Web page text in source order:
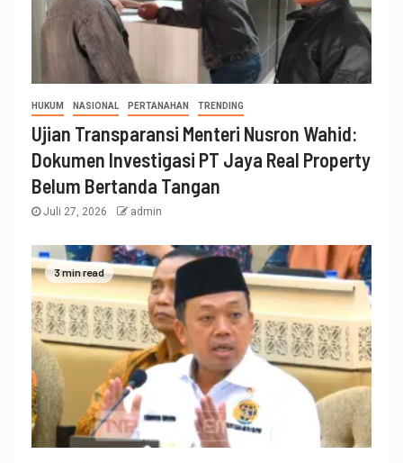
HUKUM NASIONAL PERTANAHAN TRENDING
Ujian Transparansi Menteri Nusron Wahid:
Dokumen Investigasi PT Jaya Real Property
Belum Bertanda Tangan
Juli 27, 2026 admin
3 min read